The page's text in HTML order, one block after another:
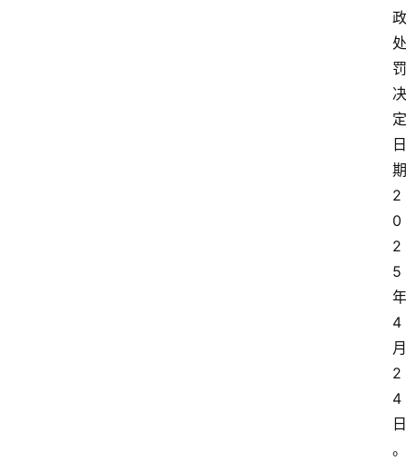
政
处
罚
决
定
日
期
2
0
2
5
年
4
月
2
4
日
。